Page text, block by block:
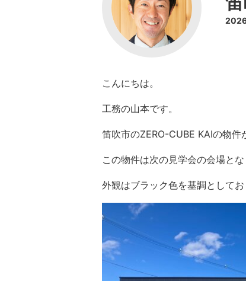
2026
こんにちは。
工務の山本です。
笛吹市のZERO-CUBE KAIの物件
この物件は次の見学会の会場とな
外観はブラック色を基調として